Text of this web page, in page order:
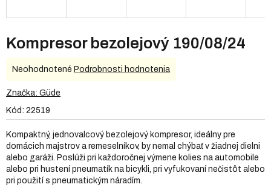
Kompresor bezolejový 190/08/24
Kód: 22519
Kompaktný, jednovalcový bezolejový kompresor, ideálny pre
domácich majstrov a remeselníkov, by nemal chýbať v žiadnej dielni
alebo garáži. Poslúži pri každoročnej výmene kolies na automobile
alebo pri hustení pneumatík na bicykli, pri vyfukovaní nečistôt alebo
pri použití s pneumatickým náradím.
Priemerné
produktu
0,0
5
hviezdičiek.
Neohodnotené Podrobnosti hodnotenia
Značka: Güde